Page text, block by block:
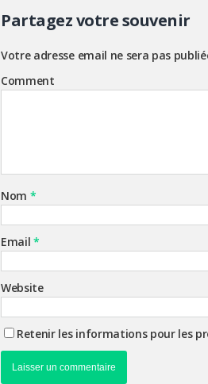
Partagez votre souvenir
Votre adresse email ne sera pas
Comment
Nom *
Email*
Website
Retenir les informations pour les